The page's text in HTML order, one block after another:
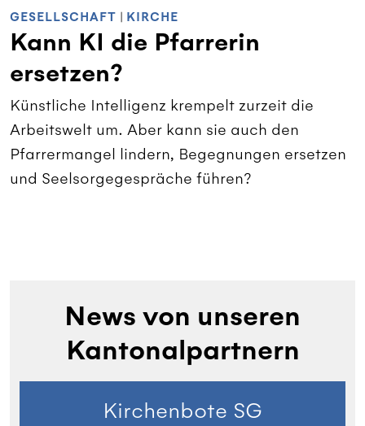
GESELLSCHAFT | KIRCHE
Kann KI die Pfarrerin
ersetzen?
Künstliche Intelligenz krempelt zurzeit die
Arbeitswelt um. Aber kann sie auch den
Pfarrermangel lindern, Begegnungen ersetzen
und Seelsorgegespräche führen?
News von unseren
Kantonalpartnern
Kirchenbote SG